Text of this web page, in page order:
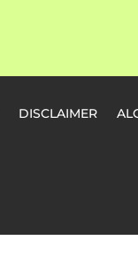
DISCLAIMER